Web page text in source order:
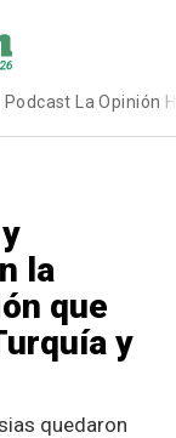
Podcast La Opinión
la
que
y
quedaron